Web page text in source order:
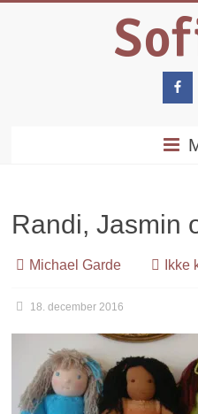
Randi, Jasmin
Michael Garde Ikke
18. december 2016